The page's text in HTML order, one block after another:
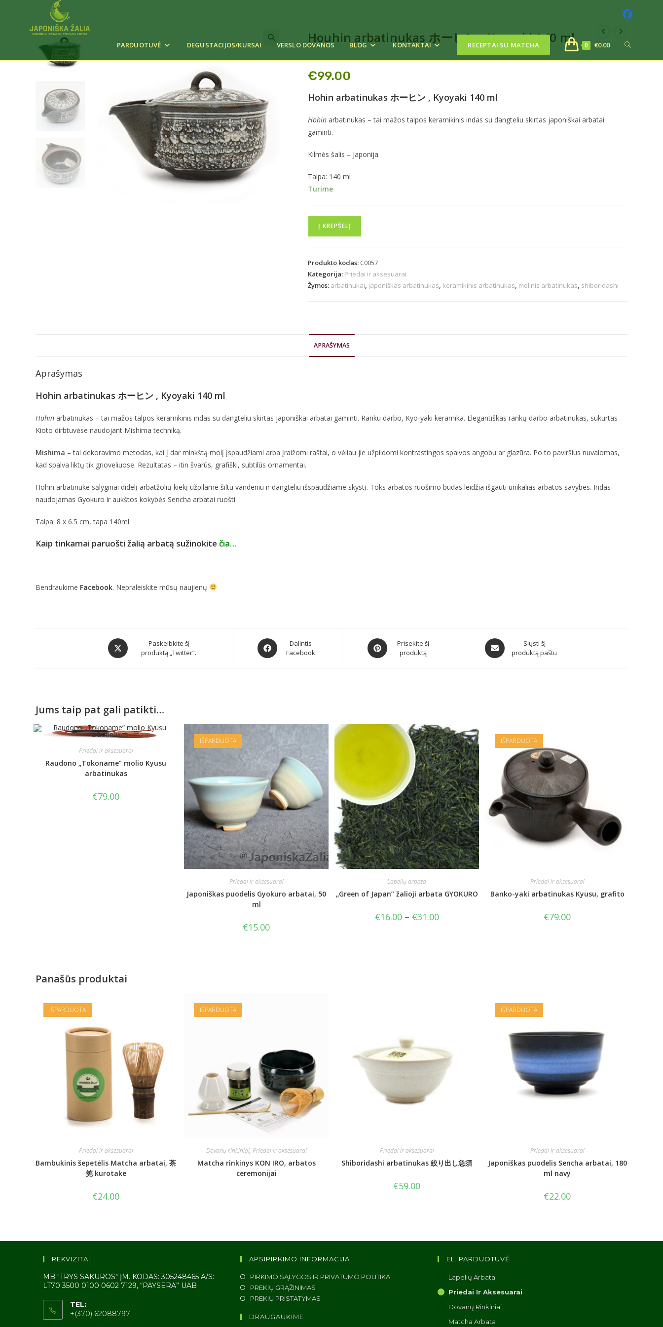
PARDUOTUVĖ DEGUSTACIJOS/KURSAI VERSLO DOVANOS BLOG KONTAKTAI RECEPTAI SU MATCHA 0 €0.00
Houhin arbatinukas ホーヒン , Kyoyaki 140 ml
€99.00
Hohin arbatinukas ホーヒン , Kyoyaki 140 ml
Hohin arbatinukas – tai mažos talpos keramikinis indas su dangteliu skirtas japoniškai arbatai
gaminti.
Kilmės šalis – Japonija
Talpa: 140 ml
Turime
Į KREPŠELĮ
Produkto kodas: C0057
Kategorija: Priedai ir aksesuarai
Žymos: arbatinukai, japoniškas arbatinukas, keramikinis arbatinukas, molinis arbatinukas, shiboridashi
APRAŠYMAS
Aprašymas
Hohin arbatinukas ホーヒン , Kyoyaki 140 ml
Hohin arbatinukas – tai mažos talpos keramikinis indas su dangteliu skirtas japoniškai arbatai gaminti. Ranku darbo, Kyo-yaki keramika. Elegantiškas rankų darbo arbatinukas, sukurtas
Kioto dirbtuvėse naudojant Mishima techniką.
Mishima – tai dekoravimo metodas, kai į dar minkštą molį įspaudžiami arba įraižomi raštai, o vėliau jie užpildomi kontrastingos spalvos angobu ar glazūra. Po to paviršius nuvalomas,
kad spalva liktų tik grioveliuose. Rezultatas – itin švarūs, grafiški, subtilūs ornamentai.
Hohin arbatinuke sąlyginai didelį arbatžolių kiekį užpilame šiltu vandeniu ir dangteliu išspaudžiame skystį. Toks arbatos ruošimo būdas leidžia išgauti unikalias arbatos savybes. Indas
naudojamas Gyokuro ir aukštos kokybės Sencha arbatai ruošti.
Talpa: 8 x 6.5 cm, tapa 140ml
Kaip tinkamai paruošti žalią arbatą sužinokite čia…
Bendraukime Facebook. Nepraleiskite mūsų naujienų
Paskelbkite šį
produktą „Twitter“.
Dalintis
Facebook
Prisekite šį
produktą
Siųsti šį
produktą paštu
Jums taip pat gali patikti…
Priedai ir aksesuarai
Raudono „Tokoname” molio Kyusu
arbatinukas
€79.00
IŠPARDUOTA
Priedai ir aksesuarai
Japoniškas puodelis Gyokuro arbatai, 50
ml
€15.00
Lapelių arbata
„Green of Japan” žalioji arbata GYOKURO
€16.00 – €31.00
IŠPARDUOTA
Priedai ir aksesuarai
Banko-yaki arbatinukas Kyusu, grafito
€79.00
Panašūs produktai
IŠPARDUOTA
Priedai ir aksesuarai
Bambukinis šepetėlis Matcha arbatai, 茶
筅 kurotake
€24.00
IŠPARDUOTA
Dovanų rinkiniai, Priedai ir aksesuarai
Matcha rinkinys KON IRO, arbatos
ceremonijai
Priedai ir aksesuarai
Shiboridashi arbatinukas 絞り出し急須
€59.00
IŠPARDUOTA
Priedai ir aksesuarai
Japoniškas puodelis Sencha arbatai, 180
ml navy
€22.00
REKVIZITAI
MB "TRYS SAKUROS" ĮM. KODAS: 305248465 A/S:
LT70 3500 0100 0602 7129, “PAYSERA” UAB
TEL:
+(370) 62088797
APSIPIRKIMO INFORMACIJA
PIRKIMO SĄLYGOS IR PRIVATUMO POLITIKA
PREKIŲ GRĄŽINIMAS
PREKIŲ PRISTATYMAS
DRAUGAUKIME
EL. PARDUOTUVĖ
Lapelių Arbata
Priedai Ir Aksesuarai
Dovanų Rinkiniai
Matcha Arbata